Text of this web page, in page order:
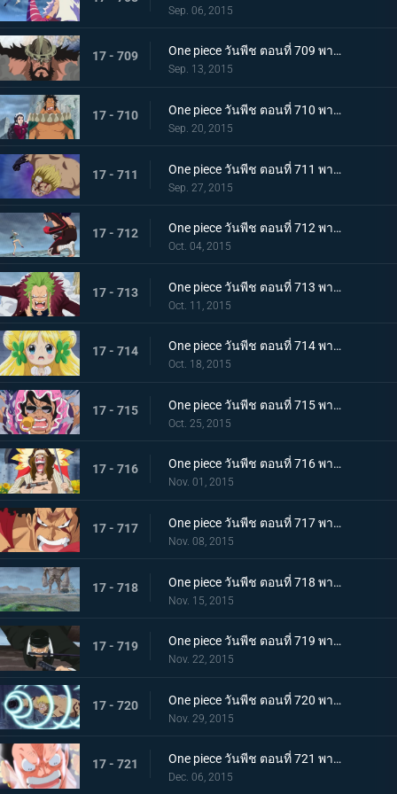
Sep. 06, 2015
17 - 709 One piece วันพีช ตอนที่ 709 พากย์ไทย ศึกตัดสินของผู้บริหาร ไฮรูดินผู้มีความภาคภูมิสูงส่ง!
Sep. 13, 2015
17 - 710 One piece วันพีช ตอนที่ 710 พากย์ไทย สงครามความรัก ไซผู้นำคนใหม่ ปะทะ เบบี้ไฟว์!
Sep. 20, 2015
17 - 711 One piece วันพีช ตอนที่ 711 พากย์ไทย ทิฐิลูกผู้ชาย! การโจมตีสุดท้ายของเบลลามี่!
Sep. 27, 2015
17 - 712 One piece วันพีช ตอนที่ 712 พากย์ไทย พายุโหมกระหน่ำ! ฮาคุบะ ปะทะ เดลลิงเจอร์!
Oct. 04, 2015
17 - 713 One piece วันพีช ตอนที่ 713 พากย์ไทย บาริ บาริ! หมัดเทพเจ้าสำแดงเดช!
Oct. 11, 2015
17 - 714 One piece วันพีช ตอนที่ 714 พากย์ไทย ต้องช่วยเจ้าหญิงแห่งการรักษามันเชอร์รี่ให้ได้!
Oct. 18, 2015
17 - 715 One piece วันพีช ตอนที่ 715 พากย์ไทย การดวลของลูกผู้ชาย! บทเพลงอาลัยรักของซินญอร์!
Oct. 25, 2015
17 - 716 One piece วันพีช ตอนที่ 716 พากย์ไทย ละอองดาวมรณะ! การโจมตีที่โหมกระหน่ำของไดอาเมนเต้!
Nov. 01, 2015
17 - 717 One piece วันพีช ตอนที่ 717 พากย์ไทย เทียโนบาสทาโด้! เคียรอสดาบสายฟ้าพิโรธ!
Nov. 08, 2015
17 - 718 One piece วันพีช ตอนที่ 718 พากย์ไทย ทะยานข้ามฟาก! แผนร้ายที่แยบยลของมนุษย์หินยักษ์พีก้า!
Nov. 15, 2015
17 - 719 One piece วันพีช ตอนที่ 719 พากย์ไทย พิฆาตกลางเวหา! โซโลระเบิดสุดยอดท่าไม้ตายลับใหม่!
Nov. 22, 2015
17 - 720 One piece วันพีช ตอนที่ 720 พากย์ไทย ลาก่อนนะเบลลามี่! หมัดแห่งการจากลา!
Nov. 29, 2015
17 - 721 One piece วันพีช ตอนที่ 721 พากย์ไทย ลอว์ดับศูนย์!! ลูฟี่โจมตีอย่างบ้าคลั่ง!
Dec. 06, 2015